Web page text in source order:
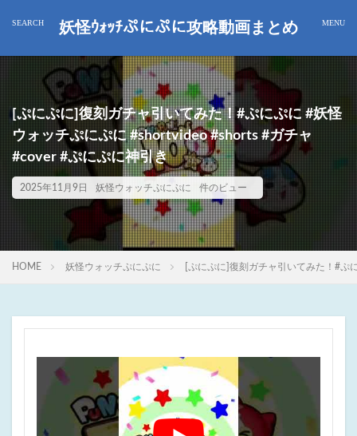
妖怪ｳｫｯﾁぷにぷに攻略動画まとめ
[ぷにぷに]復刻ガチャ引いてみた！#ぷにぷに #妖怪
ウォッチぷにぷに #shortvideo #shorts #ガチャ
#cover #ぷにぷに神引き
2025年11月9日 妖怪ウォッチぷにぷに 件のビュー
HOME 妖怪ウォッチぷにぷに [ぷにぷに]復刻ガチャ引いてみた！#ぷ